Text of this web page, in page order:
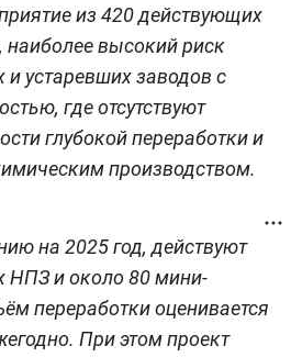
из 420 действующих
высокий риск
и устаревших заводов с
где отсутствуют
глубокой переработки и
производством.
на 2025 год, действуют
НПЗ и около 80 мини-
переработки оценивается
При этом проект